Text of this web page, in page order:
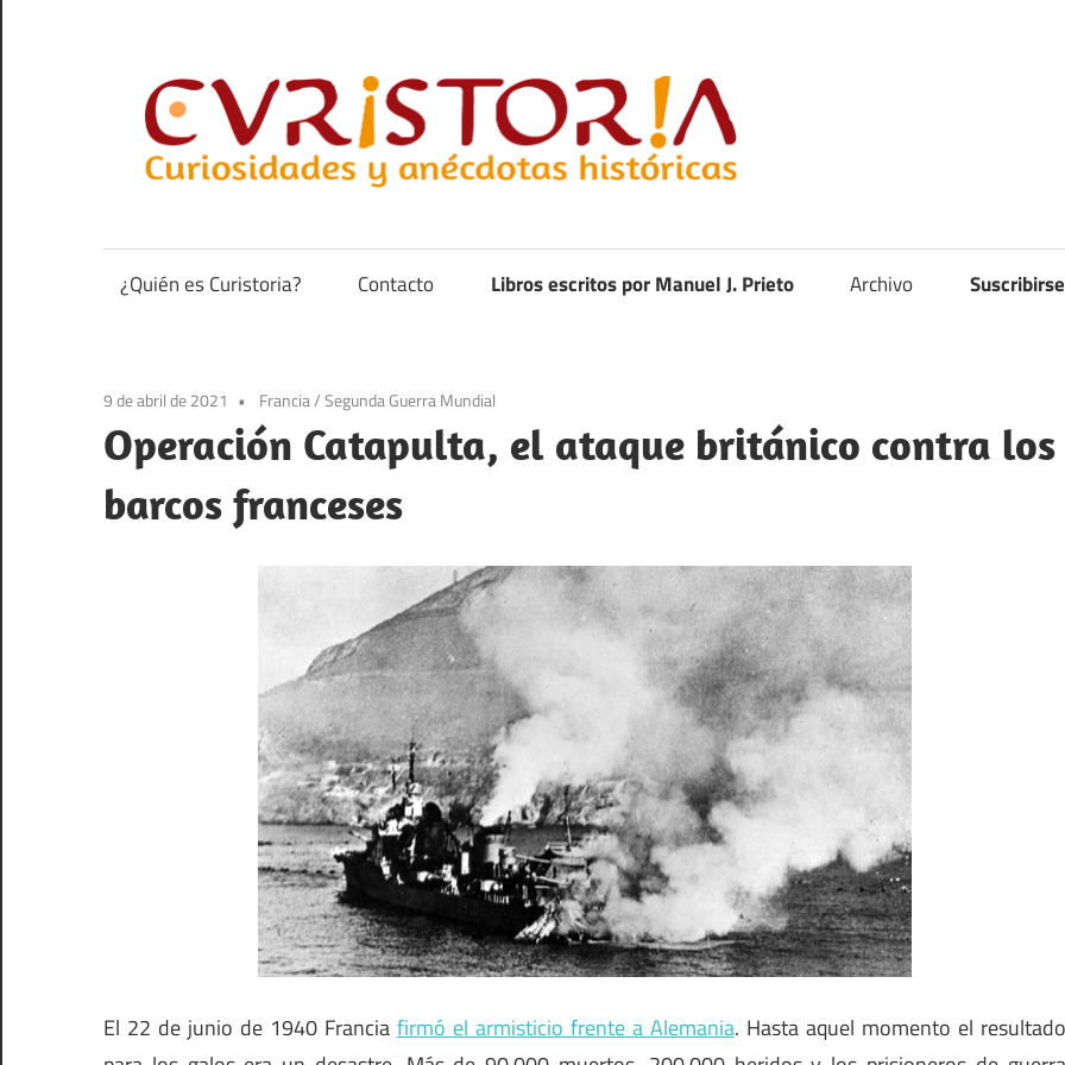
contenido
anécdotas
de
¿Quién es Curistoria? Contacto Libros escritos por Manuel J. Prieto Archivo
9 de abril de 2021 Francia/Segunda Guerra Mundial
Operación Catapulta, el ataque británico contra los
barcos franceses
El 22 de junio de 1940 Francia firmó el armisticio frente a Alemania. Hasta aquel momento el resultado